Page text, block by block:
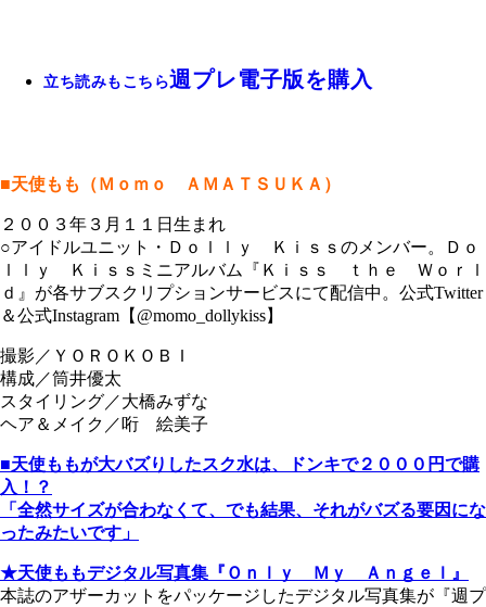
立ち読みもこちら週プレ電子版を購入
■天使もも（Ｍｏｍｏ ＡＭＡＴＳＵＫＡ）
２００３年３月１１日生まれ
○アイドルユニット・Ｄｏｌｌｙ Ｋｉｓｓのメンバー。Ｄｏ
ｌｌｙ Ｋｉｓｓミニアルバム『Ｋｉｓｓ ｔｈｅ Ｗｏｒｌ
ｄ』が各サブスクリプションサービスにて配信中。公式Twitter
＆公式Instagram【@momo_dollykiss】
撮影／ＹＯＲＯＫＯＢＩ
構成／筒井優太
スタイリング／大橋みずな
ヘア＆メイク／哘 絵美子
■天使ももが大バズりしたスク水は、ドンキで２０００円で購
入！？
「全然サイズが合わなくて、でも結果、それがバズる要因にな
ったみたいです」
★天使ももデジタル写真集『Ｏｎｌｙ Ｍｙ Ａｎｇｅｌ』
本誌のアザーカットをパッケージしたデジタル写真集が『週プ